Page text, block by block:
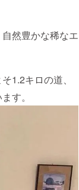
然豊かな稀なエ
1.2キロの道、
す。